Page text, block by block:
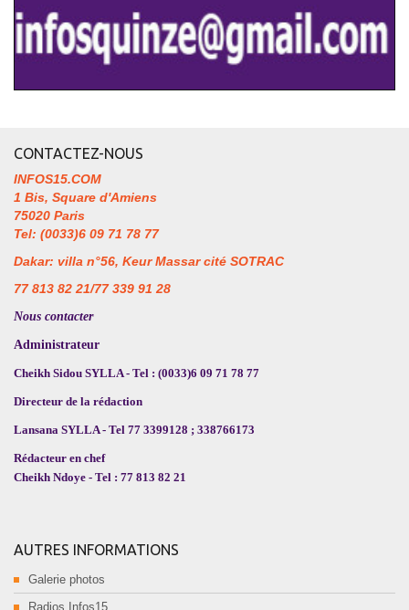
CONTACTEZ-NOUS
INFOS15.COM
1 Bis, Square d'Amiens
75020 Paris
Tel: (0033)6 09 71 78 77
Dakar: villa n°56, Keur Massar cité SOTRAC
77 813 82 21/77 339 91 28
Nous contacter
Administrateur
Cheikh Sidou SYLLA - Tel : (0033)6 09 71 78 77
Directeur de la rédaction
Lansana SYLLA - Tel 77 3399128 ; 338766173
Rédacteur en chef
Cheikh Ndoye - Tel : 77 813 82 21
AUTRES INFORMATIONS
Galerie photos
Radios Infos15